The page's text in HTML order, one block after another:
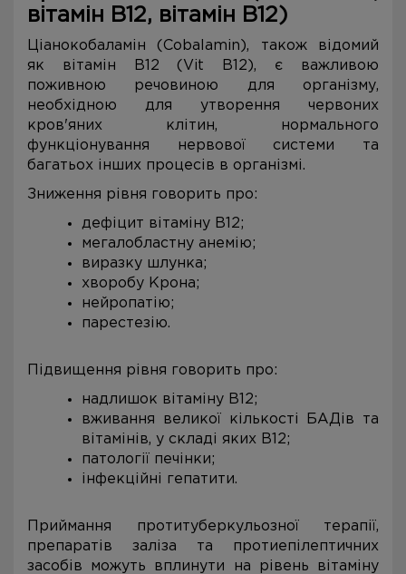
вітамін В12, вітамін В12)
Ціанокобаламін (Cobalamin), також відомий
як вітамін В12 (Vit B12), є важливою
поживною речовиною для організму,
необхідною для утворення червоних
кров'яних клітин, нормального
функціонування нервової системи та
багатьох інших процесів в організмі.
Зниження рівня говорить про:
дефіцит вітаміну В12;
мегалобластну анемію;
виразку шлунка;
хворобу Крона;
нейропатію;
парестезію.
Підвищення рівня говорить про:
надлишок вітаміну В12;
вживання великої кількості БАДів та
вітамінів, у складі яких В12;
патології печінки;
інфекційні гепатити.
Приймання протитуберкульозної терапії,
препаратів заліза та протиепілептичних
засобів можуть вплинути на рівень вітаміну